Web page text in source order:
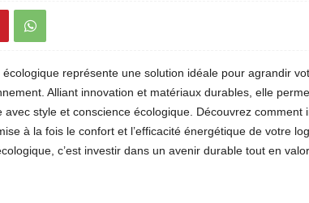
écologique représente une solution idéale pour agrandir
Alliant innovation et matériaux durables, elle
avec style et conscience écologique. Découvrez comment
à la fois le confort et l’efficacité énergétique de votre
c’est investir dans un avenir durable tout en